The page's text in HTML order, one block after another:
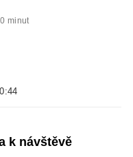
minut
k návštěvě